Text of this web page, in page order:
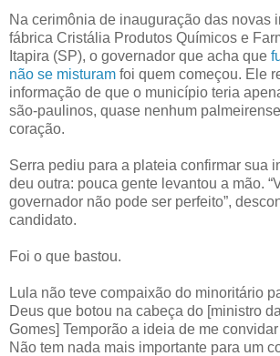
Na cerimônia de inauguração das novas
fábrica Cristália Produtos Químicos e
Itapira (SP), o governador que acha que
não se misturam foi quem começou. Ele
informação de que o município teria
são-paulinos, quase nenhum
coração.
Serra pediu para a plateia confirmar sua
deu outra: pouca gente levantou a mão.
governador não pode ser perfeito”,
candidato.
Foi o que bastou.
Lula não teve compaixão do minoritário
Deus que botou na cabeça do [ministro
Gomes] Temporão a ideia de me
Não tem nada mais importante para um